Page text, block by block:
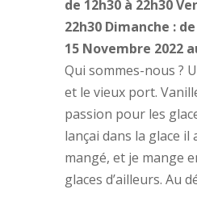
de 12h30 à 22h30
22h30 Dimanche :
15 Novembre 2022
Qui sommes-nous ?
et le vieux port.
passion pour les
lançai dans la glace il
mangé, et je mange
glaces d’ailleurs. Au